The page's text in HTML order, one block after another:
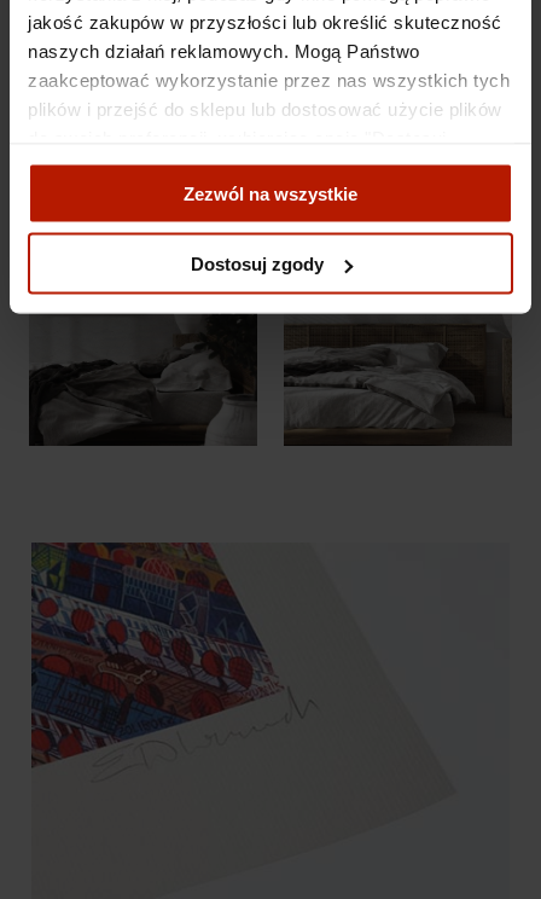
jakość zakupów w przyszłości lub określić skuteczność
naszych działań reklamowych. Mogą Państwo
zaakceptować wykorzystanie przez nas wszystkich tych
plików i przejść do sklepu lub dostosować użycie plików
zgody".
Więcej o plikach cookies przeczytasz w naszej Polityce
Zezwól na wszystkie
Dostosuj zgody